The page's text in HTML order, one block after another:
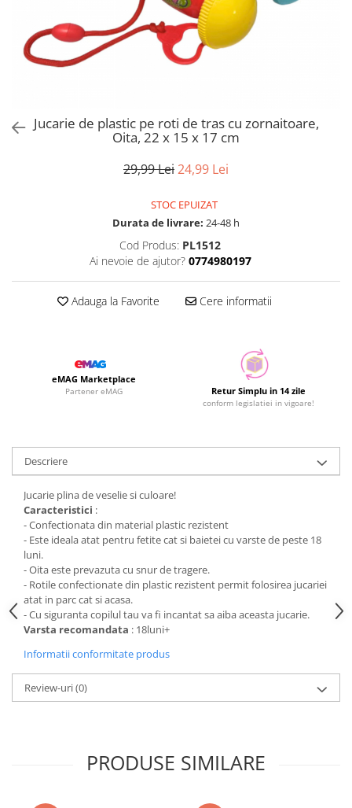
Jucarie de plastic pe roti de tras cu zornaitoare,
Oita, 22 x 15 x 17 cm
29,99 Lei24,99 Lei
STOC EPUIZAT
Durata de livrare: 24-48 h
Cod Produs: PL1512
Ai nevoie de ajutor? 0774980197
Adauga la Favorite Cere informatii
eMAG Marketplace
Partener eMAG Retur Simplu in 14 zile
conform legislatiei in vigoare!
Descriere
Jucarie plina de veselie si culoare!
Caracteristici :
- Confectionata din material plastic rezistent
- Este ideala atat pentru fetite cat si baietei cu varste de peste 18
luni.
- Oita este prevazuta cu snur de tragere.
- Rotile confectionate din plastic rezistent permit folosirea jucariei
atat in parc cat si acasa.
- Cu siguranta copilul tau va fi incantat sa aiba aceasta jucarie.
Varsta recomandata : 18luni+
Informatii conformitate produs
Review-uri(0)
PRODUSE SIMILARE